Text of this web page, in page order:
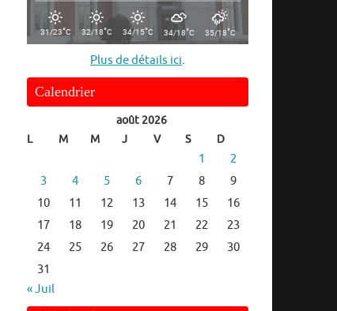
31/23°C 32/18°C 34/15°C 34/18°C 35/18°C
Plus de détails ici.
Calendrier
août 2026
L
M M J V S D
1
2
3
4 5 6 7 8
9
10
11 12 13 14 15
16
17
18 19 20 21 22
23
24
25 26 27 28 29
30
31
« Juil